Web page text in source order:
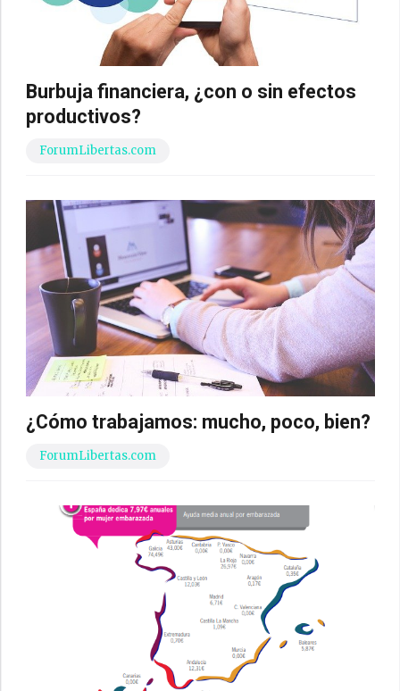
Burbuja financiera, ¿con o sin efectos
productivos?
ForumLibertas.com
¿Cómo trabajamos: mucho, poco, bien?
ForumLibertas.com